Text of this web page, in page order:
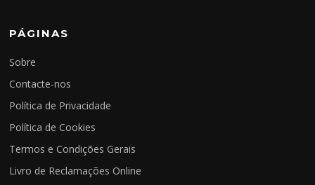
PÁGINAS
Sobre
Contacte-nos
Política de Privacidade
Política de Cookies
Termos e Condições Gerais
Livro de Reclamações Online